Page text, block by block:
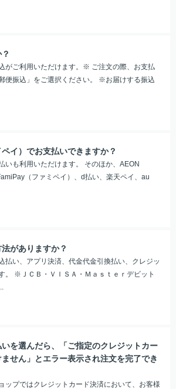
がご利用いただけます。※ ご注文の際、お支払
便振込」をご選択ください。 ※お届けする振込
イ）でお支払いできますか？
いも利用いただけます。 そのほか、AEON
（ファミペイ）、d払い、楽天ペイ、au
がありますか？
払い、アプリ決済、代金代金引換払い、クレジッ
。 ※ＪＣＢ・ＶＩＳＡ・Ｍａｓｔｅｒデビット
を選んだら、「ご指定のクレジットカー
ません」とエラー表示され注文を完了でき
ップではクレジットカード決済において、お客様